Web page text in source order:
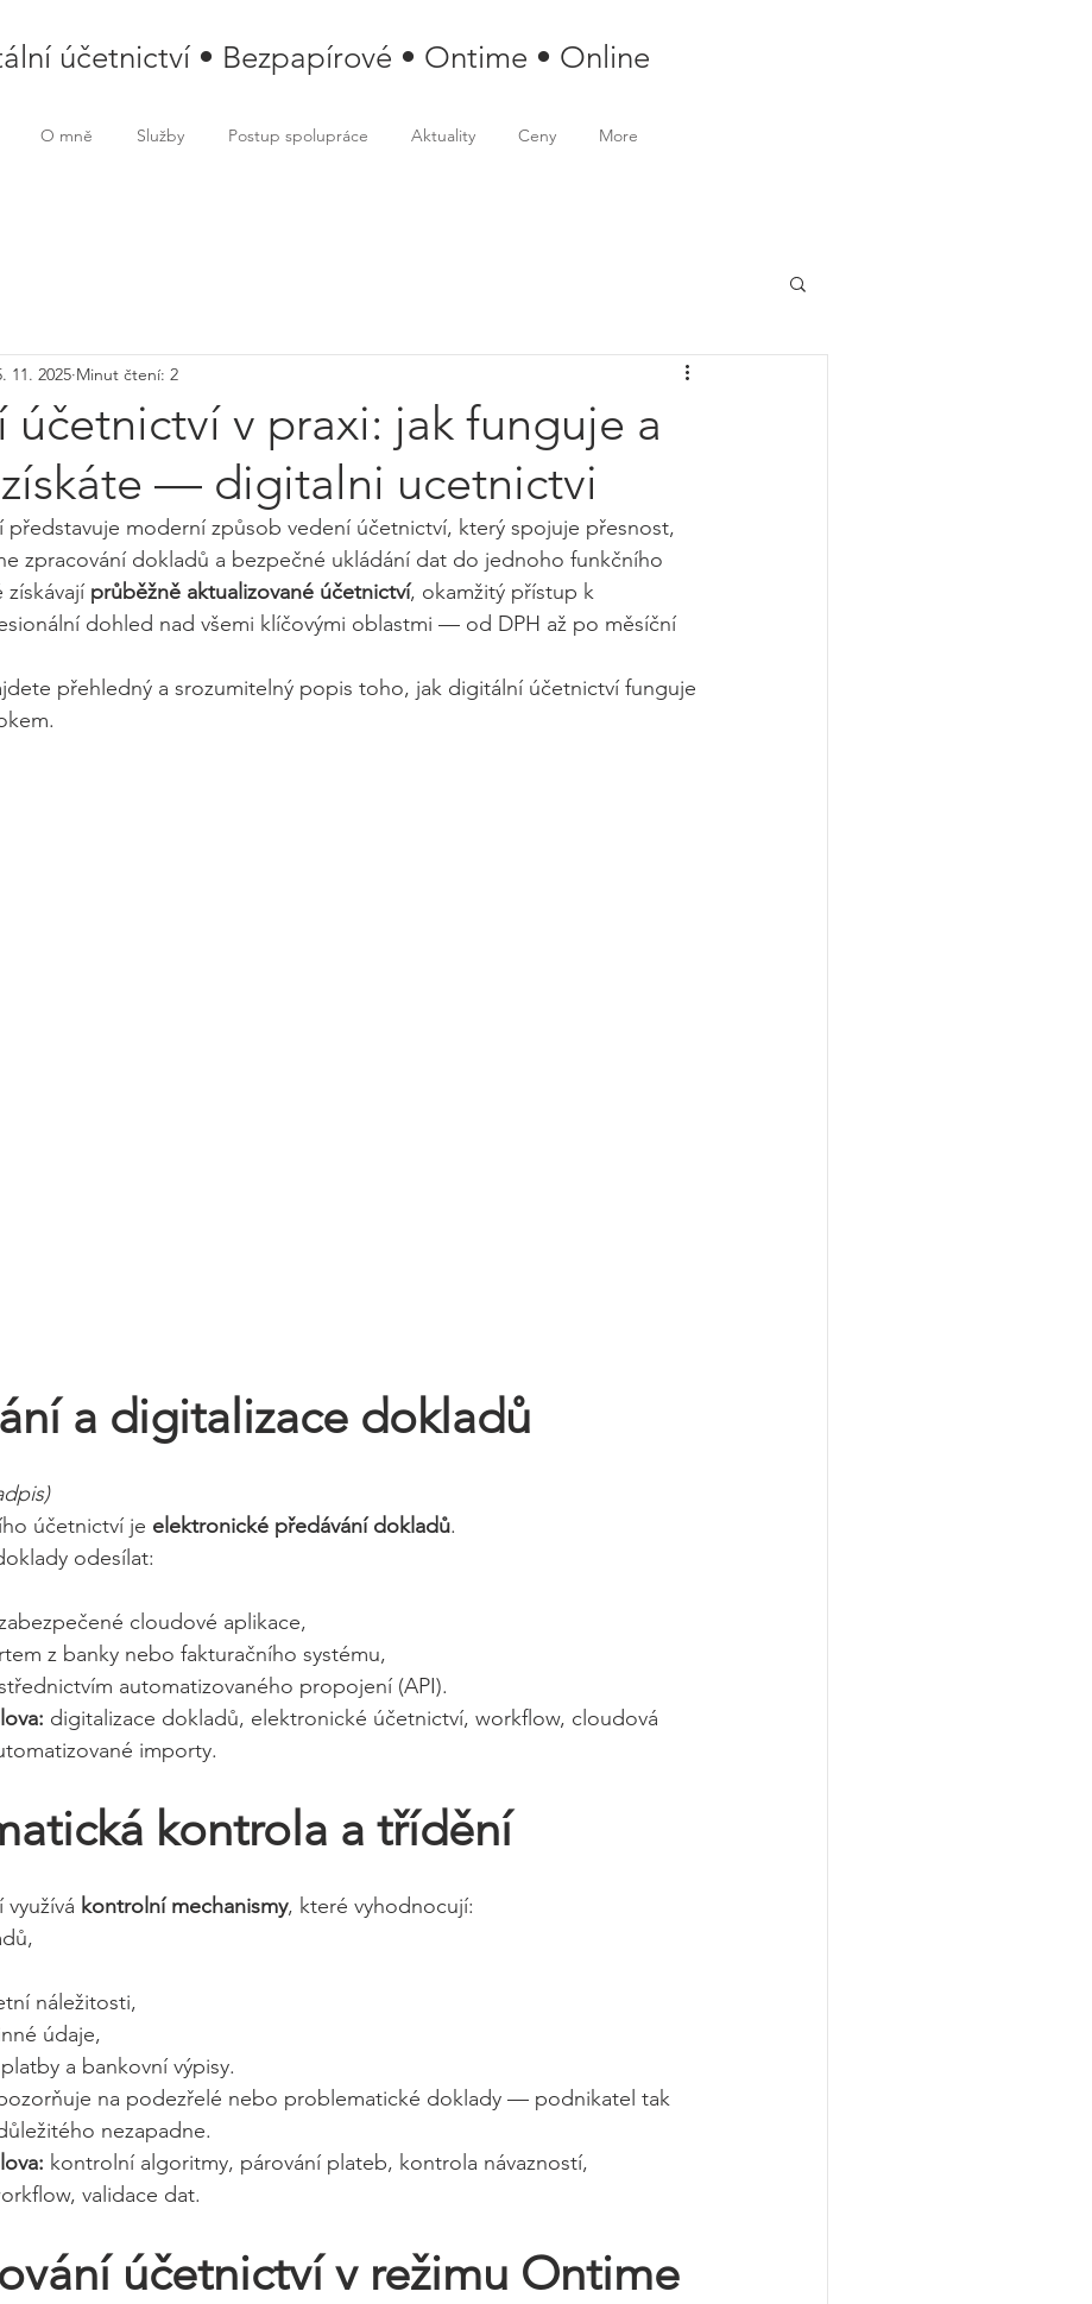
účetnictví • Bezpapírové • Ontime • Online
O mně Služby Postup spolupráce Aktuality Ceny More
účetnictví v praxi: jak funguje a
— digitalni ucetnictvi
11. 2025 Minut čtení: 2
představuje moderní způsob vedení účetnictví, který spojuje přesnost,
zpracování dokladů a bezpečné ukládání dat do jednoho funkčního
průběžně aktualizované účetnictví, okamžitý přístup k
dohled nad všemi klíčovými oblastmi — od DPH až po měsíční
přehledný a srozumitelný popis toho, jak digitální účetnictví funguje
a digitalizace dokladů
účetnictví je elektronické předávání dokladů.
odesílat:
cloudové aplikace,
z banky nebo fakturačního systému,
automatizovaného propojení (API).
digitalizace dokladů, elektronické účetnictví, workflow, cloudová
importy.
kontrola a třídění
kontrolní mechanismy, které vyhodnocují:
náležitosti,
údaje,
a bankovní výpisy.
na podezřelé nebo problematické doklady — podnikatel tak
nezapadne.
kontrolní algoritmy, párování plateb, kontrola návazností,
validace dat.
účetnictví v režimu Ontime